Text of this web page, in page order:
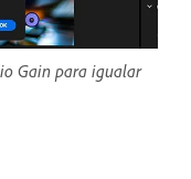
Gain para igualar